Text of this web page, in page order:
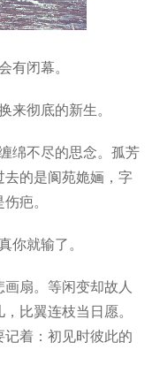
闭幕。
彻底的新生。
不尽的思念。孤芳
去的是阆苑姽婳，字
疤。
就输了。
扇。等闲变却故人
比翼连枝当日愿。
着：初见时彼此的